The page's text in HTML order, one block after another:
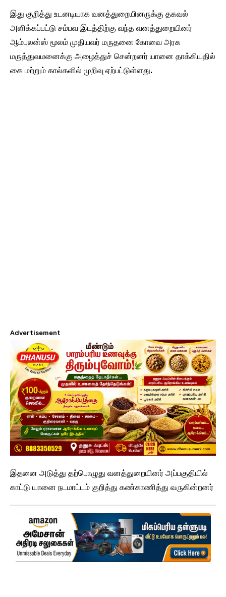
இது குறித்து உடனடியாக வனத்துறையினருக்கு தகவல்
அளிக்கப்பட்டு சம்பவ இடத்திற்கு வந்த வனத்துறையினர்
ஆம்புலன்ஸ் மூலம் முதியவர் மருதனை கோவை அரசு
மருத்துவமனைக்கு அழைத்துச் சென்றனர் யானை தாக்கியதில்
கை மற்றும் கால்களில் முறிவு ஏற்பட்டுள்ளது.
Advertisement
இதனை அடுத்து தற்பொழுது வனத்துறையினர் அப்பகுதியில்
காட்டு யானை நடமாட்டம் குறித்து கண்காணித்து வருகின்றனர்